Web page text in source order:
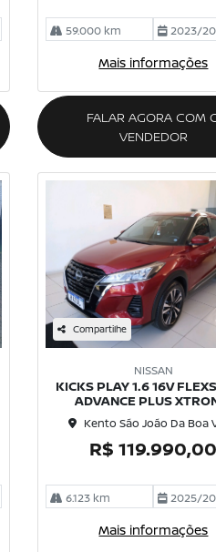
59.000 km 2023/
Mais informações
FALAR AGORA COM
VENDEDOR
Compartilhe
NISSAN
KICKS PLAY 1.6 16V
ADVANCE PLUS
Kento São João Da Boa
R$ 119.990,00
6.123 km 2025/
Mais informações